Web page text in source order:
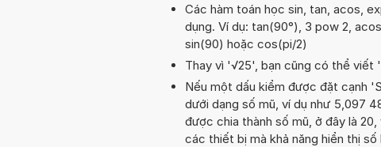
Các hàm toán học sin, tan, acos,
dụng. Ví dụ: tan(90°), 3 pow 2,
sin(90) hoặc cos(pi/2)
Thay vì '√25', bạn cũng có thể viết
Nếu một dấu kiểm được đặt cạnh
dưới dạng số mũ, ví dụ như 5,097
được chia thành số mũ, ở đây là
các thiết bị mà khả năng hiển thị